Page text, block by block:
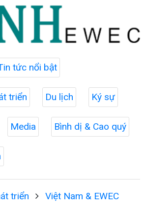
tức nổi bật
triển Du lịch Ký sự
Media Bình dị & Cao quý
triển Việt Nam & EWEC